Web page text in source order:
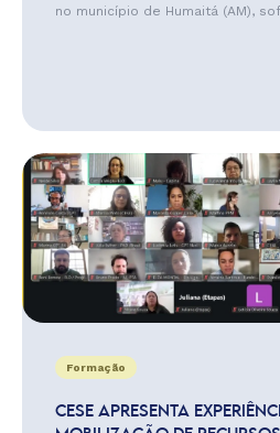
no município de Humaitá (AM),
Formação
CESE APRESENTA